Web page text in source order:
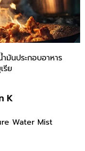
มันประกอบอาหาร
รีย
K
Water Mist